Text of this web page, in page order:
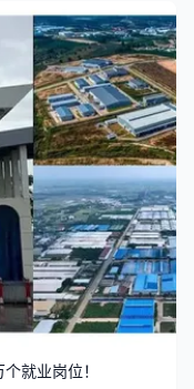
就业岗位！